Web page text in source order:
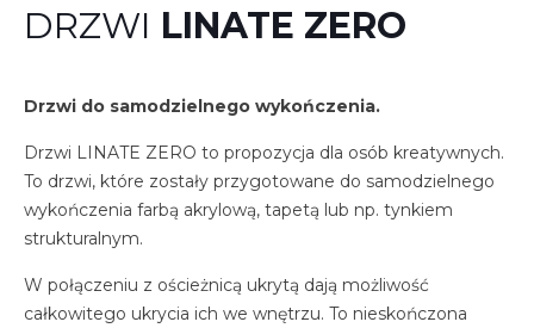
DRZWI LINATE ZERO
Drzwi do samodzielnego wykończenia.
Drzwi LINATE ZERO to propozycja dla osób kreatywnych.
To drzwi, które zostały przygotowane do samodzielnego
wykończenia farbą akrylową, tapetą lub np. tynkiem
strukturalnym.
W połączeniu z ościeżnicą ukrytą dają możliwość
całkowitego ukrycia ich we wnętrzu. To nieskończona